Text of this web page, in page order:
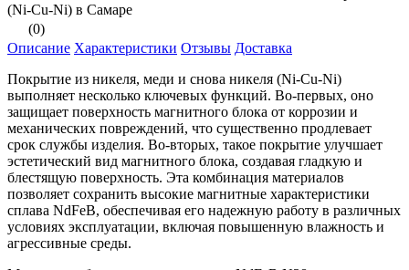
(Ni-Cu-Ni) в Самаре
(0)
Описание Характеристики Отзывы Доставка
Покрытие из никеля, меди и снова никеля (Ni-Cu-Ni)
выполняет несколько ключевых функций. Во-первых, оно
защищает поверхность магнитного блока от коррозии и
механических повреждений, что существенно продлевает
срок службы изделия. Во-вторых, такое покрытие улучшает
эстетический вид магнитного блока, создавая гладкую и
блестящую поверхность. Эта комбинация материалов
позволяет сохранить высокие магнитные характеристики
сплава NdFeB, обеспечивая его надежную работу в различных
условиях эксплуатации, включая повышенную влажность и
агрессивные среды.